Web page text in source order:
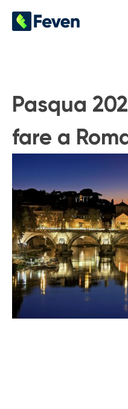
Pasqua
fare a